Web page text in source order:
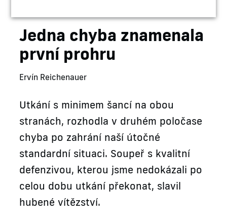
Jedna chyba znamenala
první prohru
Ervín Reichenauer
Utkání s minimem šancí na obou
stranách, rozhodla v druhém poločase
chyba po zahrání naší útočné
standardní situaci. Soupeř s kvalitní
defenzivou, kterou jsme nedokázali po
celou dobu utkání překonat, slavil
hubené vítězství.